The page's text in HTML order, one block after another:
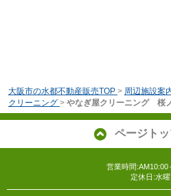
大阪市の水都不動産販売TOP > 周辺施設案
クリーニング > やなぎ屋クリーニング 桜
ページト
営業時間:AM10:00
定休日:水曜